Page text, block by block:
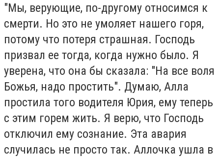
"Мы, верующие, по-другому относимся к
смерти. Но это не умоляет нашего горя,
потому что потеря страшная. Господь
призвал ее тогда, когда нужно было. Я
уверена, что она бы сказала: "На все воля
Божья, надо простить". Думаю, Алла
простила того водителя Юрия, ему теперь
с этим горем жить. Я верю, что Господь
отключил ему сознание. Эта авария
случилась не просто так. Аллочка ушла в